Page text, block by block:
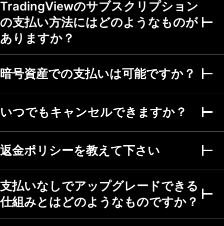
ター・ストラテジ
ー・描画)
20 100
稼働中のウォッチリ
ストアラート
複数条件アラート
ファンダメンタルグラフ
期間 最大5年 最大5年 最大5年
TradingViewのサブスクリプション
の支払い方法にはどのようなものが
ありますか？
暗号資産での支払いは可能ですか？
いつでもキャンセルできますか？
返金ポリシーを教えて下さい
支払いなしでアップグレードできる
仕組みとはどのようなものですか？